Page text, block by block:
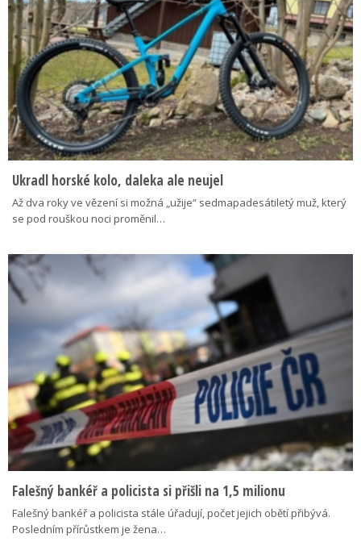
Ukradl horské kolo, daleka ale neujel
Až dva roky ve vězení si možná „užije“ sedmapadesátiletý muž, který
se pod rouškou noci proměnil…
Falešný bankéř a policista si přišli na 1,5 milionu
Falešný bankéř a policista stále úřadují, počet jejich obětí přibývá.
Posledním přírůstkem je žena…